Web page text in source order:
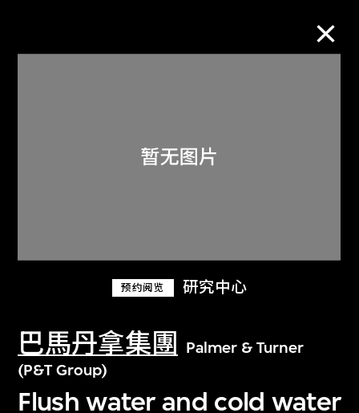
预约阅览 研究中心
巴馬丹拿集團
Palmer & Turner
(P&T Group)
Flush water and cold water
关于M+藏品
探索世界顶级的二十及二十一世纪视觉
文化藏品。